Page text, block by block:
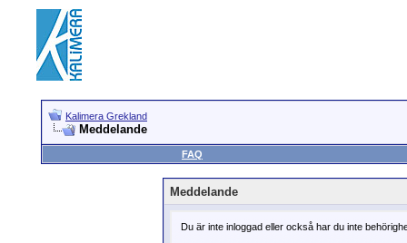
Kalimera Grekland
Meddelande
FAQ
Meddelande
Du är inte inloggad eller också har du inte